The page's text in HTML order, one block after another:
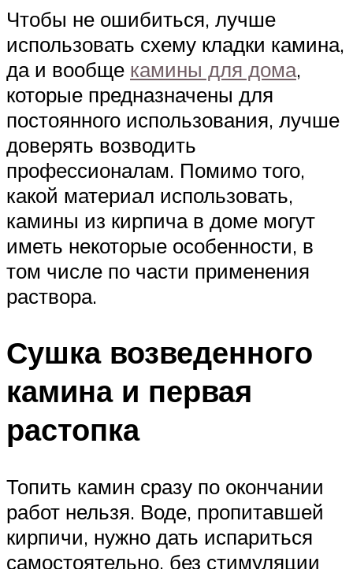
Чтобы не ошибиться, лучше
использовать схему кладки камина,
да и вообще камины для дома,
которые предназначены для
постоянного использования, лучше
доверять возводить
профессионалам. Помимо того,
какой материал использовать,
камины из кирпича в доме могут
иметь некоторые особенности, в
том числе по части применения
раствора.
Сушка возведенного
камина и первая
растопка
Топить камин сразу по окончании
работ нельзя. Воде, пропитавшей
кирпичи, нужно дать испариться
самостоятельно, без стимуляции